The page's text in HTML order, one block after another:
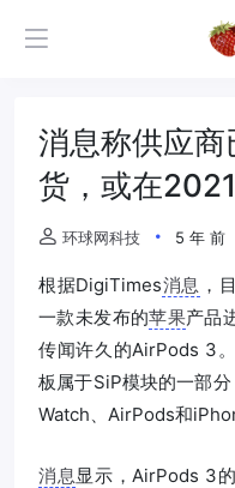
消息称供应
货，或在
环球网科技 5 年 前
根据DigiTimes消息 ，
一款未发布的苹果产品
传闻许久的AirPods 3
板属于SiP模块的一部
Watch、AirPods和
消息 显示，AirPods 3